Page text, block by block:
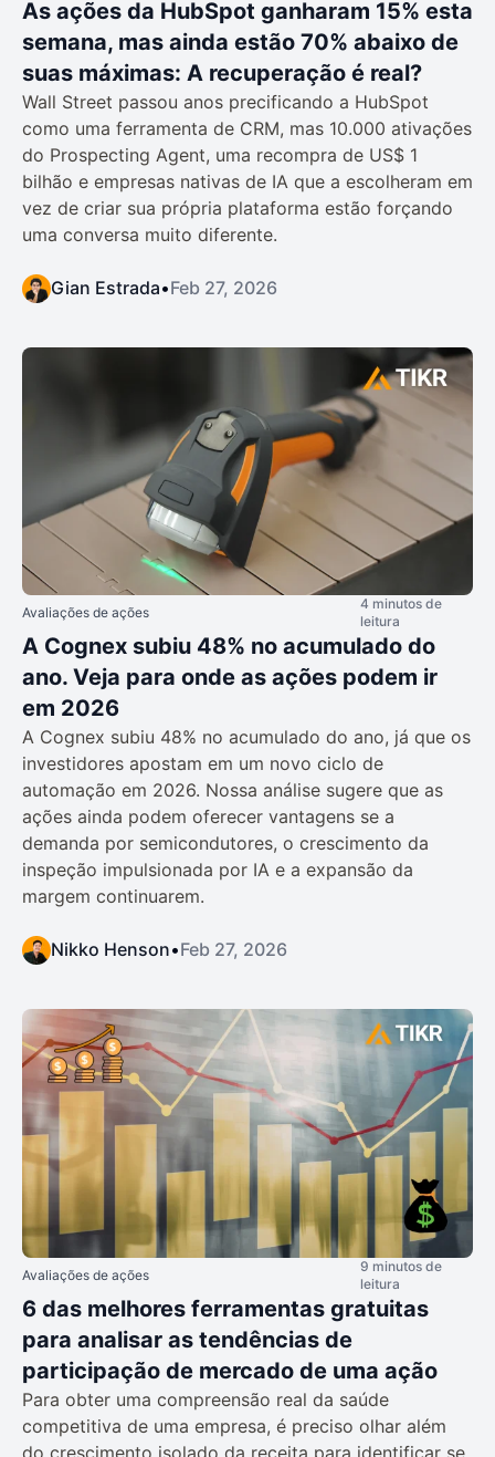
As ações da HubSpot ganharam 15% esta
semana, mas ainda estão 70% abaixo de
suas máximas: A recuperação é real?
Wall Street passou anos precificando a HubSpot
como uma ferramenta de CRM, mas 10.000 ativações
do Prospecting Agent, uma recompra de US$ 1
bilhão e empresas nativas de IA que a escolheram em
vez de criar sua própria plataforma estão forçando
uma conversa muito diferente.
Gian Estrada•Feb 27, 2026
Avaliações de ações
4 minutos de
leitura
A Cognex subiu 48% no acumulado do
ano. Veja para onde as ações podem ir
em 2026
A Cognex subiu 48% no acumulado do ano, já que os
investidores apostam em um novo ciclo de
automação em 2026. Nossa análise sugere que as
ações ainda podem oferecer vantagens se a
demanda por semicondutores, o crescimento da
inspeção impulsionada por IA e a expansão da
margem continuarem.
Nikko Henson•Feb 27, 2026
Avaliações de ações
9 minutos de
leitura
6 das melhores ferramentas gratuitas
para analisar as tendências de
participação de mercado de uma ação
Para obter uma compreensão real da saúde
competitiva de uma empresa, é preciso olhar além
do crescimento isolado da receita para identificar se